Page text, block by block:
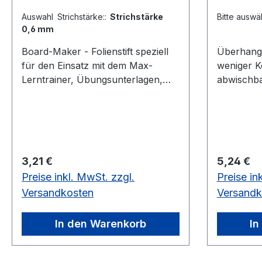
Auswahl Strichstärke:: Strichstärke
0,6 mm
Board-Maker - Folienstift speziell
für den Einsatz mit dem Max-
Lerntrainer, Übungsunterlagen,
Stiftende für kleinere Korrekturen
bei der Bearbeitung - Strichstärke
0,6 mm oder 1,0 mmschwarz,
abwischbar für Überhangtafeln
u.ä.
Regulärer Preis:
3,21 €
Preise inkl. MwSt. zzgl.
Versandkosten
In den Warenkorb
Bitte
Überhangtafel Viele
weniger
bestellen. Erklärung
Board
Regulärer
5,24 €
Preise
In